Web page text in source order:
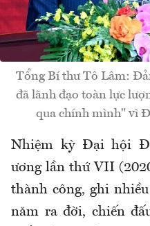
Tổng Bí thư Tô Lâm:
đã lãnh đạo toàn lực
qua chính mình" vì
Nhiệm kỳ Đại hội
ương lần thứ VII
thành công, ghi
năm ra đời, chiến